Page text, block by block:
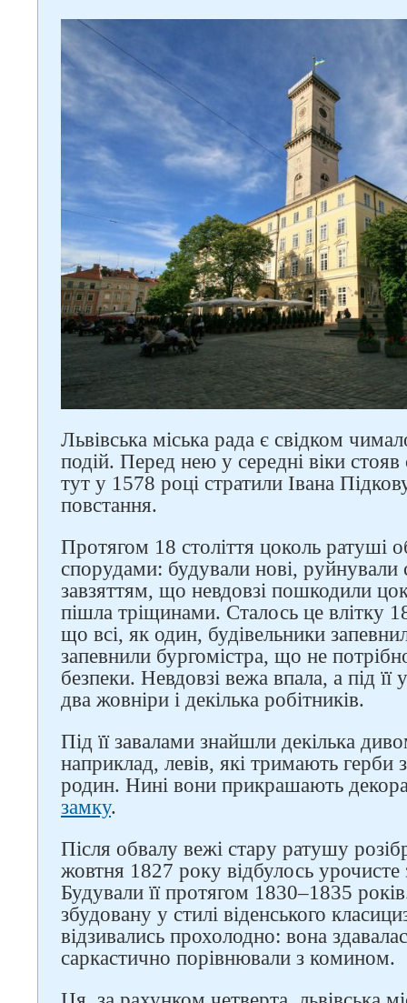
Львівська міська рада є свідком
подій. Перед нею у середні віки
тут у 1578 році стратили Івана
повстання.
Протягом 18 століття цоколь ратуші
спорудами: будували нові, руйнували
завзяттям, що невдовзі пошкодили
пішла тріщинами. Сталось це влітку
що всі, як один, будівельники
запевнили бургомістра, що не
безпеки. Невдовзі вежа впала, а під
два жовніри і декілька робітників.
Під її завалами знайшли декілька
наприклад, левів, які тримають
родин. Нині вони прикрашають
замку.
Після обвалу вежі стару ратушу
жовтня 1827 року відбулось урочисте
Будували її протягом 1830–1835
збудовану у стилі віденського
відзивались прохолодно: вона
саркастично порівнювали з комином.
Слідкуйте за нами в
соцмережах